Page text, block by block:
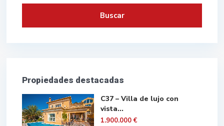
Buscar
Propiedades destacadas
C37 – Villa de lujo con
vista...
1.900.000 €